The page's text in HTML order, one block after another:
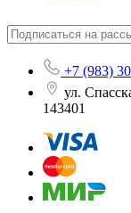
+7 (983)
ул.
143401